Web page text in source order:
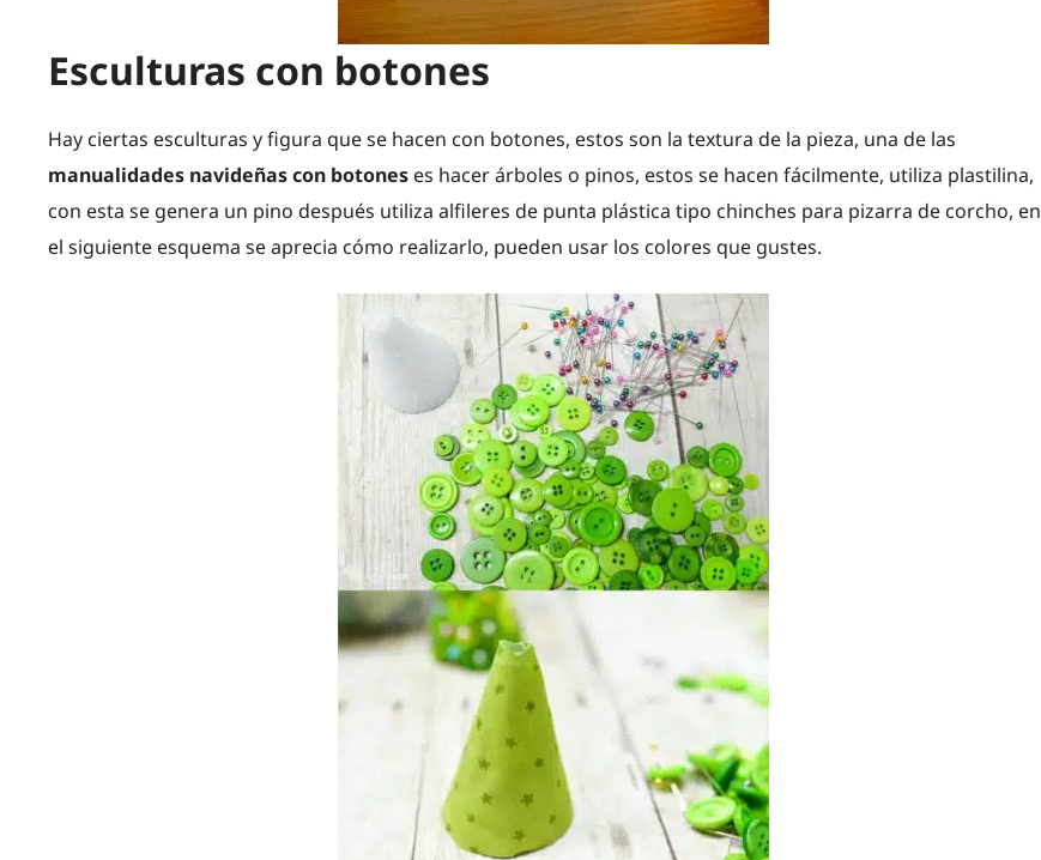
Esculturas con botones
Hay ciertas esculturas y figura que se hacen con botones, estos son la textura de la pieza, una de las
manualidades navideñas con botones es hacer árboles o pinos, estos se hacen fácilmente, utiliza plastilina,
con esta se genera un pino después utiliza alfileres de punta plástica tipo chinches para pizarra de corcho, en
el siguiente esquema se aprecia cómo realizarlo, pueden usar los colores que gustes.